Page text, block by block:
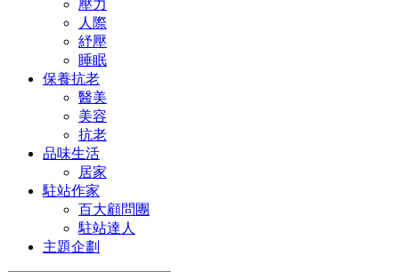
壓力
人際
紓壓
睡眠
保養抗老
醫美
美容
抗老
品味生活
居家
駐站作家
百大顧問團
駐站達人
主題企劃